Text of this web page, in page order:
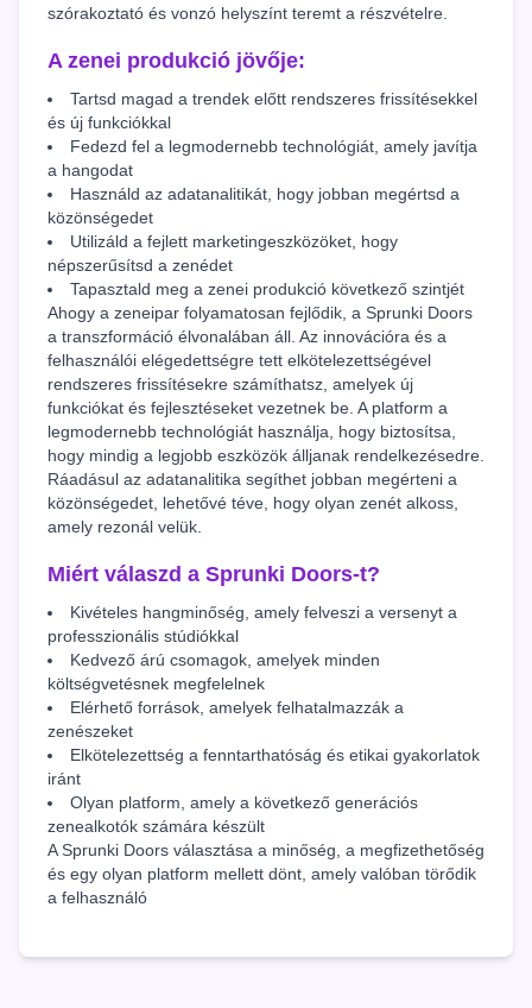
szórakoztató és vonzó helyszínt teremt a részvételre.
A zenei produkció jövője:
Tartsd magad a trendek előtt rendszeres frissítésekkel
és új funkciókkal
Fedezd fel a legmodernebb technológiát, amely javítja
a hangodat
Használd az adatanalitikát, hogy jobban megértsd a
közönségedet
Utilizáld a fejlett marketingeszközöket, hogy
népszerűsítsd a zenédet
Tapasztald meg a zenei produkció következő szintjét
Ahogy a zeneipar folyamatosan fejlődik, a Sprunki Doors
a transzformáció élvonalában áll. Az innovációra és a
felhasználói elégedettségre tett elkötelezettségével
rendszeres frissítésekre számíthatsz, amelyek új
funkciókat és fejlesztéseket vezetnek be. A platform a
legmodernebb technológiát használja, hogy biztosítsa,
hogy mindig a legjobb eszközök álljanak rendelkezésedre.
Ráadásul az adatanalitika segíthet jobban megérteni a
közönségedet, lehetővé téve, hogy olyan zenét alkoss,
amely rezonál velük.
Miért válaszd a Sprunki Doors-t?
Kivételes hangminőség, amely felveszi a versenyt a
professzionális stúdiókkal
Kedvező árú csomagok, amelyek minden
költségvetésnek megfelelnek
Elérhető források, amelyek felhatalmazzák a
zenészeket
Elkötelezettség a fenntarthatóság és etikai gyakorlatok
iránt
Olyan platform, amely a következő generációs
zenealkotók számára készült
A Sprunki Doors választása a minőség, a megfizethetőség
és egy olyan platform mellett dönt, amely valóban törődik
a felhasználó